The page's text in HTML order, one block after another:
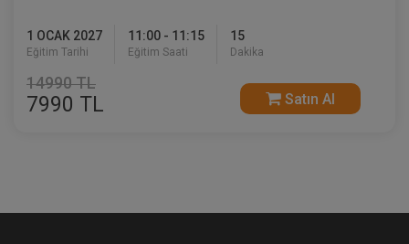
1 OCAK 2027
Eğitim Tarihi
11:00 - 11:15
Eğitim Saati
15
Dakika
14990 TL
7990 TL Satın Al